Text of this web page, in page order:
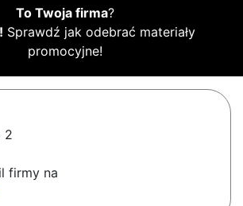
To Twoja firma?
Sprawdź jak odebrać materiały
promocyjne!
2
firmy na